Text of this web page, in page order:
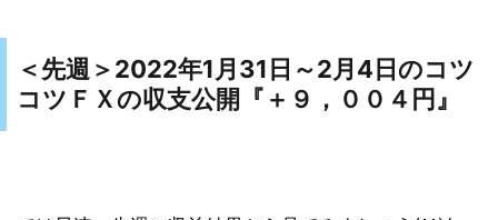
＜先週＞ 2022年1月31日～2月4日のコツ
コツＦＸの収支公開『 ＋９，００４円』